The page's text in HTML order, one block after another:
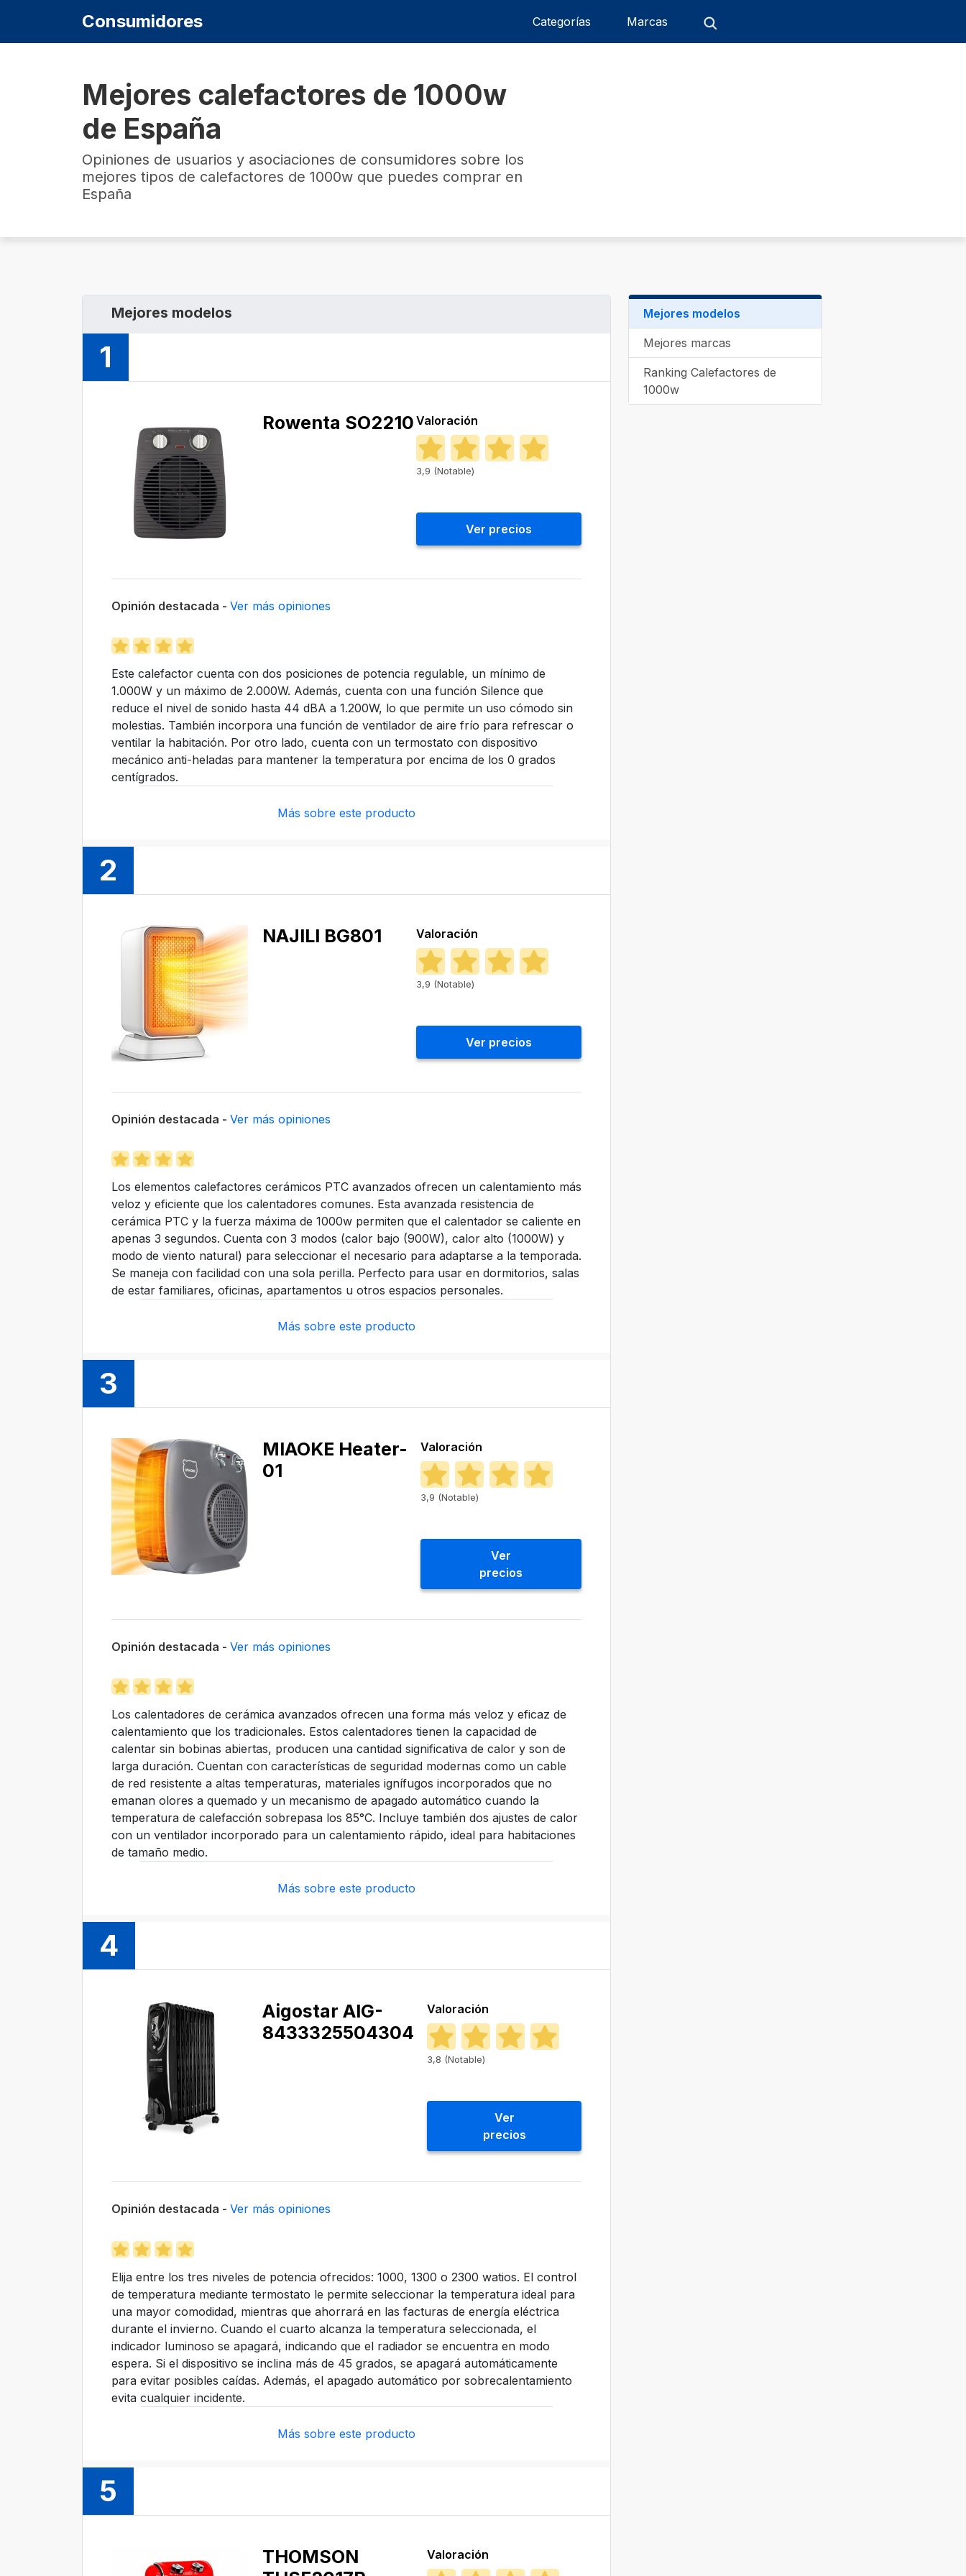
Consumidores Categorías Marcas
Mejores calefactores de 1000w
de España
Opiniones de usuarios y asociaciones de consumidores sobre los
mejores tipos de calefactores de 1000w que puedes comprar en
España
Mejores modelos
Mejores marcas
Ranking Calefactores de
1000w
Mejores modelos
1
Rowenta SO2210 Valoración
3,9 (Notable)
Ver precios
Opinión destacada - Ver más opiniones
Este calefactor cuenta con dos posiciones de potencia regulable, un mínimo de
1.000W y un máximo de 2.000W. Además, cuenta con una función Silence que
reduce el nivel de sonido hasta 44 dBA a 1.200W, lo que permite un uso cómodo sin
molestias. También incorpora una función de ventilador de aire frío para refrescar o
ventilar la habitación. Por otro lado, cuenta con un termostato con dispositivo
mecánico anti-heladas para mantener la temperatura por encima de los 0 grados
centígrados.
Más sobre este producto
2
NAJILI BG801 Valoración
3,9 (Notable)
Ver precios
Opinión destacada - Ver más opiniones
Los elementos calefactores cerámicos PTC avanzados ofrecen un calentamiento más
veloz y eficiente que los calentadores comunes. Esta avanzada resistencia de
cerámica PTC y la fuerza máxima de 1000w permiten que el calentador se caliente en
apenas 3 segundos. Cuenta con 3 modos (calor bajo (900W), calor alto (1000W) y
modo de viento natural) para seleccionar el necesario para adaptarse a la temporada.
Se maneja con facilidad con una sola perilla. Perfecto para usar en dormitorios, salas
de estar familiares, oficinas, apartamentos u otros espacios personales.
Más sobre este producto
3
MIAOKE ‎Heater-
01
Valoración
3,9 (Notable)
Ver
precios
Opinión destacada - Ver más opiniones
Los calentadores de cerámica avanzados ofrecen una forma más veloz y eficaz de
calentamiento que los tradicionales. Estos calentadores tienen la capacidad de
calentar sin bobinas abiertas, producen una cantidad significativa de calor y son de
larga duración. Cuentan con características de seguridad modernas como un cable
de red resistente a altas temperaturas, materiales ignífugos incorporados que no
emanan olores a quemado y un mecanismo de apagado automático cuando la
temperatura de calefacción sobrepasa los 85°C. Incluye también dos ajustes de calor
con un ventilador incorporado para un calentamiento rápido, ideal para habitaciones
de tamaño medio.
Más sobre este producto
4
Aigostar ‎AIG-
8433325504304
Valoración
3,8 (Notable)
Ver
precios
Opinión destacada - Ver más opiniones
Elija entre los tres niveles de potencia ofrecidos: 1000, 1300 o 2300 watios. El control
de temperatura mediante termostato le permite seleccionar la temperatura ideal para
una mayor comodidad, mientras que ahorrará en las facturas de energía eléctrica
durante el invierno. Cuando el cuarto alcanza la temperatura seleccionada, el
indicador luminoso se apagará, indicando que el radiador se encuentra en modo
espera. Si el dispositivo se inclina más de 45 grados, se apagará automáticamente
para evitar posibles caídas. Además, el apagado automático por sobrecalentamiento
evita cualquier incidente.
Más sobre este producto
5
THOMSON
Valoración